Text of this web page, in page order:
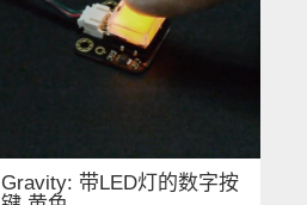
Gravity: 带LED灯的数字按